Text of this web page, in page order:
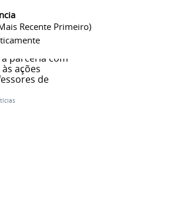
Recente Primeiro)
EFOPLI,
Biblioteca do
parceria com
ações
de